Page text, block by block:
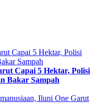
Capai 5 Hektar, Polisi
Bakar Sampah